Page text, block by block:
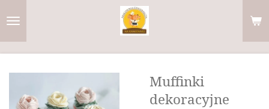
Muffinki
dekoracyjne